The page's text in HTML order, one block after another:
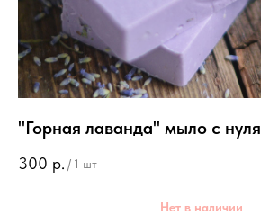
"Горная лаванда" мыло с нуля
300 р. / 1 шт
Нет в наличии